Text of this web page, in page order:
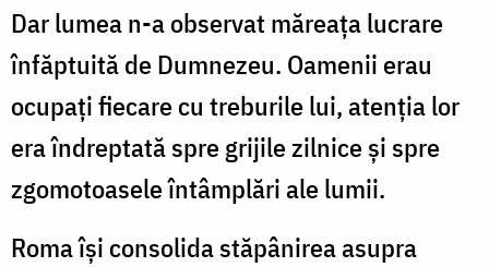
Dar lumea n-a observat măreaţa lucrare
înfăptuită de Dumnezeu. Oamenii erau
ocupaţi fiecare cu treburile lui, atenţia lor
era îndreptată spre grijile zilnice şi spre
zgomotoasele întâmplări ale lumii.
Roma îşi consolida stăpânirea asupra